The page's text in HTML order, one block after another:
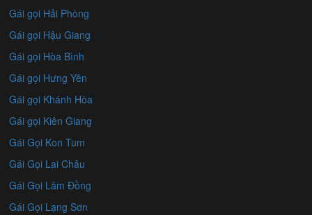
Gái gọi Hải Phòng
Gái gọi Hậu Giang
Gái gọi Hòa Bình
Gái gọi Hưng Yên
Gái gọi Khánh Hòa
Gái gọi Kiên Giang
Gái Gọi Kon Tum
Gái Gọi Lai Châu
Gái Gọi Lâm Đồng
Gái Gọi Lạng Sơn